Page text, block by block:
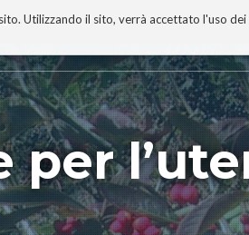
Utilizzando il sito, verrà accettato l'uso
per